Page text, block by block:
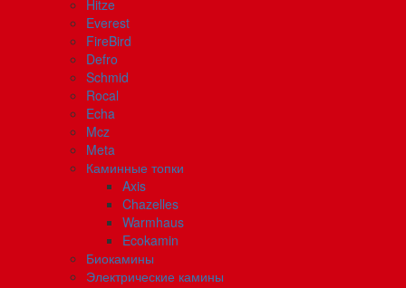
Hitze
Everest
FireBird
Defro
Schmid
Rocal
Echa
Mcz
Meta
Каминные топки
Axis
Chazelles
Warmhaus
Ecokamin
Биокамины
Электрические камины